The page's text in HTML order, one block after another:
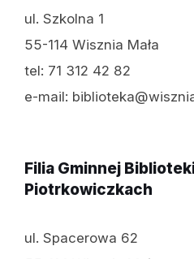
ul. Szkolna 1
55-114 Wisznia Mała
tel: 71 312 42 82
e-mail:
Filia Gminnej
Piotrkowiczkach
ul. Spacerowa 62